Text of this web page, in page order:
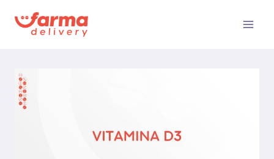
para